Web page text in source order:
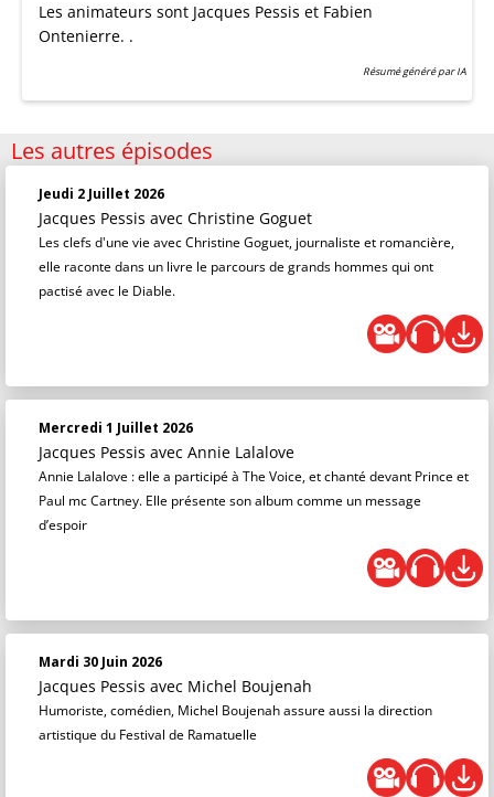
Les animateurs sont Jacques Pessis et Fabien
Ontenierre. .
Résumé généré par IA
Les autres épisodes
Jeudi 2 Juillet 2026
Jacques Pessis avec Christine Goguet
Les clefs d'une vie avec Christine Goguet, journaliste et romancière,
elle raconte dans un livre le parcours de grands hommes qui ont
pactisé avec le Diable.
Mercredi 1 Juillet 2026
Jacques Pessis avec Annie Lalalove
Annie Lalalove : elle a participé à The Voice, et chanté devant Prince et
Paul mc Cartney. Elle présente son album comme un message
d’espoir
Mardi 30 Juin 2026
Jacques Pessis avec Michel Boujenah
Humoriste, comédien, Michel Boujenah assure aussi la direction
artistique du Festival de Ramatuelle